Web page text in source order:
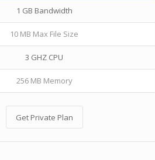
1 GB Bandwidth
10 MB Max File Size
3 GHZ CPU
256 MB Memory
Get Private Plan